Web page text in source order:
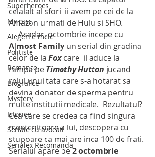
Superheroes
My pics
Alegerile mele
Politiste
Romance
Biografice
Mystery
Istorice
Seriale cu avocati
Serialex Recomanda
celalalt al sforii ii avem pe cei de la
Amazon urmati de Hulu si SHO.
     Asadar, octombrie incepe cu
Almost Family un serial din gradina
celor de la Fox care  il aduce la
rampa pe Timothy Hutton jucand
rolul unui tata care s-a hotarat sa
devina donator de sperma pentru
multe institutii medicale.  Rezultatul?
Cea care se credea ca fiind singura
mostenitoare a lui, descopera cu
stupoare ca mai are inca 100 de frati.
Serialul apare pe 2 octombrie